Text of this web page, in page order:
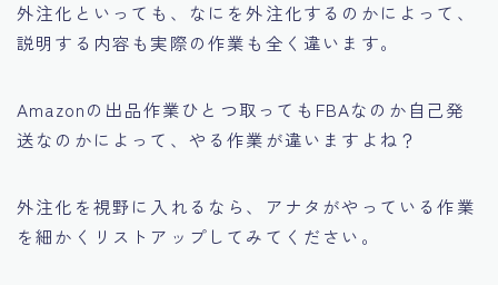
外注化といっても、なにを外注化するのかによって、
説明する内容も実際の作業も全く違います。
Amazonの出品作業ひとつ取ってもFBAなのか自己発
送なのかによって、やる作業が違いますよね？
外注化を視野に入れるなら、アナタがやっている作業
を細かくリストアップしてみてください。